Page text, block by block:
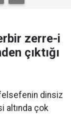
zerre-i
çıktığı
dinsiz
altında çok